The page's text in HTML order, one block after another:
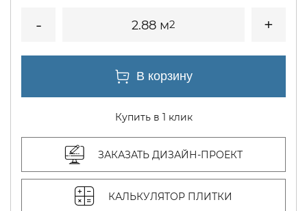
2.88 м2
Купить в 1 клик
ЗАКАЗАТЬ ДИЗАЙН-ПРОЕКТ
КАЛЬКУЛЯТОР ПЛИТКИ